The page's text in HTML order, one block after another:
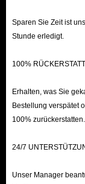
Sparen Sie Zeit ist
Stunde erledigt.
100%
Erhalten, was Sie
Bestellung verspätet
100% zurückerstatten.
24/7
Unser Manager